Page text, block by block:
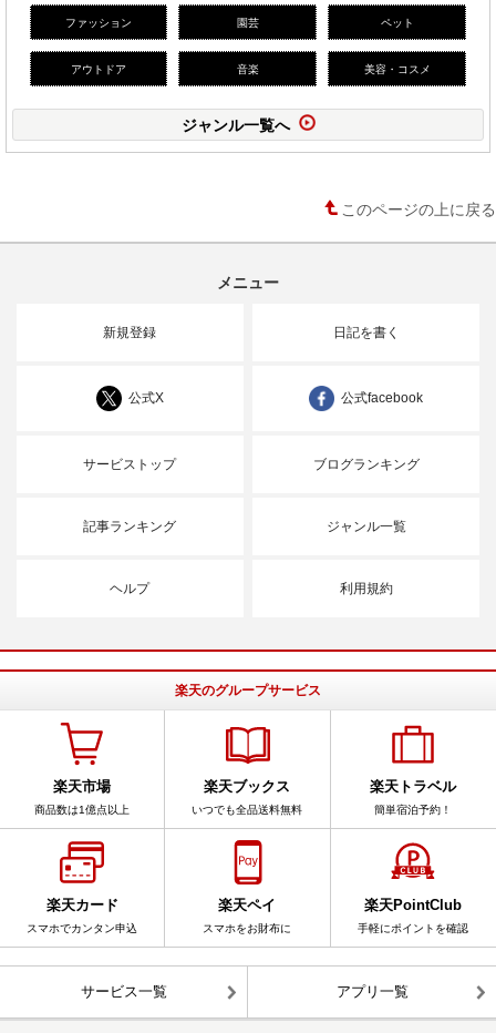
ファッション 園芸 ペット
アウトドア 音楽 美容・コスメ
ジャンル一覧へ
このページの上に戻る
メニュー
新規登録 日記を書く
公式X 公式facebook
サービストップ ブログランキング
記事ランキング ジャンル一覧
ヘルプ 利用規約
楽天のグループサービス
楽天市場
商品数は1億点以上
楽天ブックス
いつでも全品送料無料
楽天トラベル
簡単宿泊予約！
楽天カード
スマホでカンタン申込
楽天ペイ
スマホをお財布に
楽天PointClub
手軽にポイントを確認
サービス一覧 アプリ一覧